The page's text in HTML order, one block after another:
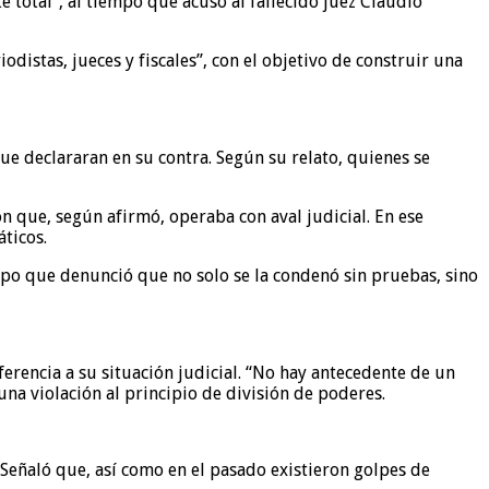
jueces y fiscales”, con el objetivo de construir una
declararan en su contra. Según su relato, quienes se
que, según afirmó, operaba con aval judicial. En ese
que denunció que no solo se la condenó sin pruebas, sino
a su situación judicial. “No hay antecedente de un
violación al principio de división de poderes.
que, así como en el pasado existieron golpes de